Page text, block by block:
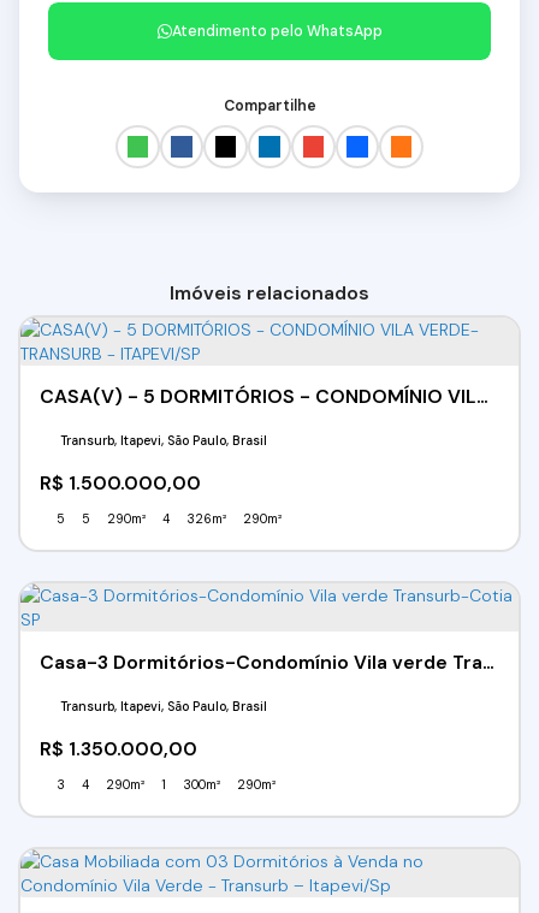
Atendimento pelo WhatsApp
Compartilhe
Imóveis relacionados
CASA(V) - 5 DORMITÓRIOS - CONDOMÍNIO VILA VERDE- TRANSURB - ITAPEVI/SP
R$ 1.500.000,00
Transurb, Itapevi, São Paulo, Brasil
5 5 290m² 4 326m² 290m²
Casa-3 Dormitórios-Condomínio Vila verde Transurb-Cotia SP
R$ 1.350.000,00
Transurb, Itapevi, São Paulo, Brasil
3 4 290m² 1 300m² 290m²